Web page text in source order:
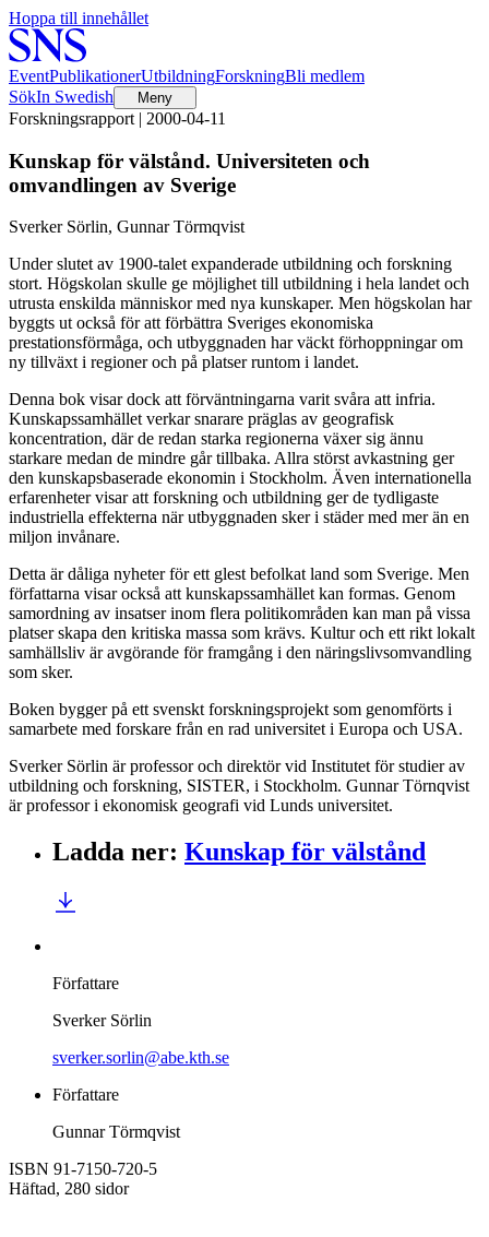
Hoppa till innehållet
EventPublikationerUtbildningForskningBli medlem
SökIn Swedish Meny
Forskningsrapport | 2000-04-11
Kunskap för välstånd. Universiteten och
omvandlingen av Sverige
Sverker Sörlin, Gunnar Törmqvist
Under slutet av 1900-talet expanderade utbildning och forskning
stort. Högskolan skulle ge möjlighet till utbildning i hela landet och
utrusta enskilda människor med nya kunskaper. Men högskolan har
byggts ut också för att förbättra Sveriges ekonomiska
prestationsförmåga, och utbyggnaden har väckt förhoppningar om
ny tillväxt i regioner och på platser runtom i landet.
Denna bok visar dock att förväntningarna varit svåra att infria.
Kunskapssamhället verkar snarare präglas av geografisk
koncentration, där de redan starka regionerna växer sig ännu
starkare medan de mindre går tillbaka. Allra störst avkastning ger
den kunskapsbaserade ekonomin i Stockholm. Även internationella
erfarenheter visar att forskning och utbildning ger de tydligaste
industriella effekterna när utbyggnaden sker i städer med mer än en
miljon invånare.
Detta är dåliga nyheter för ett glest befolkat land som Sverige. Men
författarna visar också att kunskapssamhället kan formas. Genom
samordning av insatser inom flera politikområden kan man på vissa
platser skapa den kritiska massa som krävs. Kultur och ett rikt lokalt
samhällsliv är avgörande för framgång i den näringslivsomvandling
som sker.
Boken bygger på ett svenskt forskningsprojekt som genomförts i
samarbete med forskare från en rad universitet i Europa och USA.
Sverker Sörlin är professor och direktör vid Institutet för studier av
utbildning och forskning, SISTER, i Stockholm. Gunnar Törnqvist
är professor i ekonomisk geografi vid Lunds universitet.
Ladda ner: Kunskap för välstånd
Författare
Sverker Sörlin
sverker.sorlin@abe.kth.se
Författare
Gunnar Törmqvist
ISBN 91-7150-720-5
Häftad, 280 sidor